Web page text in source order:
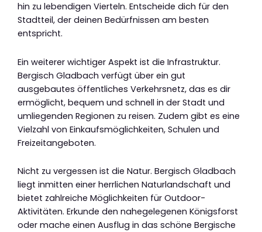
hin zu lebendigen Vierteln. Entscheide dich für den
Stadtteil, der deinen Bedürfnissen am besten
entspricht.
Ein weiterer wichtiger Aspekt ist die Infrastruktur.
Bergisch Gladbach verfügt über ein gut
ausgebautes öffentliches Verkehrsnetz, das es dir
ermöglicht, bequem und schnell in der Stadt und
umliegenden Regionen zu reisen. Zudem gibt es eine
Vielzahl von Einkaufsmöglichkeiten, Schulen und
Freizeitangeboten.
Nicht zu vergessen ist die Natur. Bergisch Gladbach
liegt inmitten einer herrlichen Naturlandschaft und
bietet zahlreiche Möglichkeiten für Outdoor-
Aktivitäten. Erkunde den nahegelegenen Königsforst
oder mache einen Ausflug in das schöne Bergische